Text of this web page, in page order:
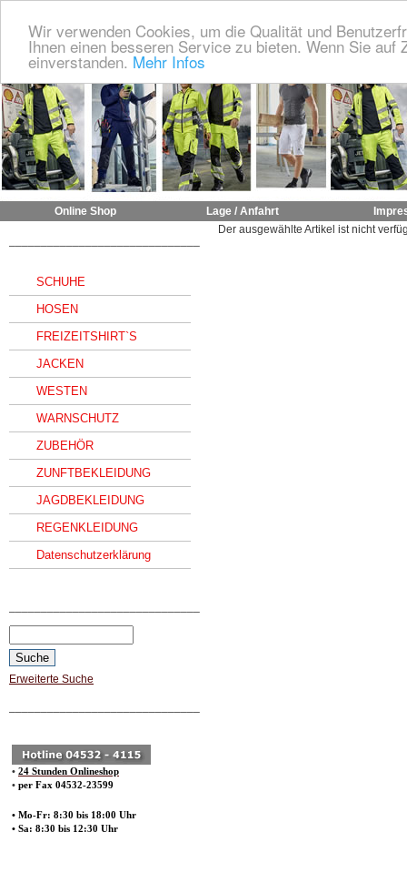
Wir verwenden Cookies, um die Qualität und
Ihnen einen besseren Service zu bieten. Wenn Sie
einverstanden. Mehr Infos
Online Shop Lage / Anfahrt
SCHUHE
HOSEN
FREIZEITSHIRT`S
JACKEN
WESTEN
WARNSCHUTZ
ZUBEHÖR
ZUNFTBEKLEIDUNG
JAGDBEKLEIDUNG
REGENKLEIDUNG
Datenschutzerklärung
Erweiterte Suche
• 24 Stunden Onlineshop
• per Fax 04532-23599
• Mo-Fr: 8:30 bis 18:00 Uhr
• Sa: 8:30 bis 12:30 Uhr
Der ausgewählte Artikel ist nicht